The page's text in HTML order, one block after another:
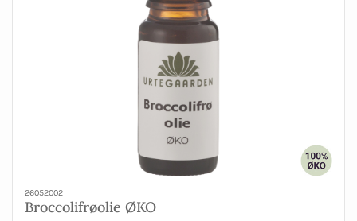
26052002
Broccolifrøolie ØKO